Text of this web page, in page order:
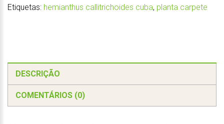
Etiquetas: hemianthus callitrichoides cuba, planta carpete
DESCRIÇÃO
COMENTÁRIOS (0)